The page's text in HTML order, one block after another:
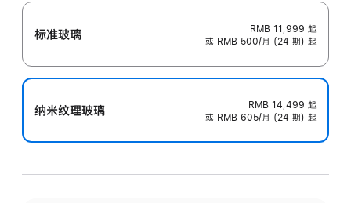
标准玻璃 RMB 11,999 起
或 RMB 500/月 (24 期) 起
纳米纹理玻璃 RMB 14,499 起
或 RMB 605/月 (24 期) 起